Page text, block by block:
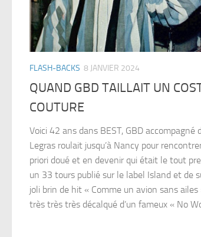
FLASH-BACKS 8 JANVIER 2024
QUAND GBD TAILLAIT UN
COUTURE
Voici 42 ans dans BEST, GBD accompagné
Legras roulait jusqu’à Nancy pour
priori doué et en devenir qui était le tout
un 33 tours publié sur le label Island et de
joli brin de hit « Comme un avion sans
très très très décalqué d’un fameux « No